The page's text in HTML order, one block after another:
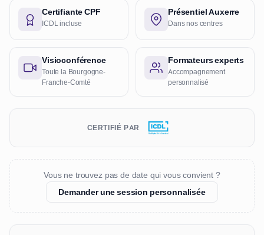
Certifiante CPF
ICDL incluse
Présentiel Auxerre
Dans nos centres
Visioconférence
Toute la Bourgogne-
Franche-Comté
Formateurs experts
Accompagnement
personnalisé
CERTIFIÉ PAR
Vous ne trouvez pas de date qui vous convient ?
Demander une session personnalisée